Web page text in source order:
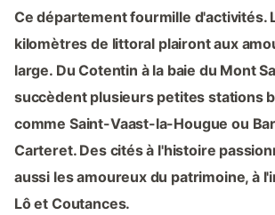
Ce département fourmille d'activités.
kilomètres de littoral plairont aux
large. Du Cotentin à la baie du Mont
succèdent plusieurs petites stations
comme Saint-Vaast-la-Hougue ou
Carteret. Des cités à l'histoire
aussi les amoureux du patrimoine, à
Lô et Coutances.